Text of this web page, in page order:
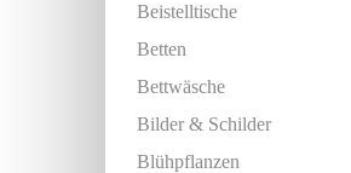
Beistelltische
Betten
Bettwäsche
Bilder & Schilder
Blühpflanzen